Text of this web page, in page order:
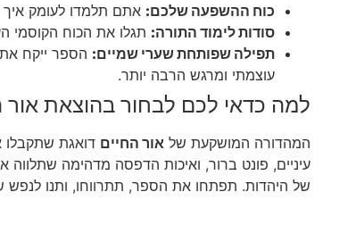
כוח ההשפעה שלכם: אתם תלמדו לעומק איך
סודות לימוד התורה: תגלו את הכוח הקוסמי
תפילה שפותחת שערי שמיים: הספר ייקח
עוצמתי ומרגש הרבה יותר.
למה כדאי לכם לבחור בהוצאת אור
המהדורה המושקעת של אור החיים דואגת שתקבלו
עיניים, פונט ברור, ואיכות הדפסה מדהימה
של היהדות. תפתחו את הספר, תתרווחו, ותנו